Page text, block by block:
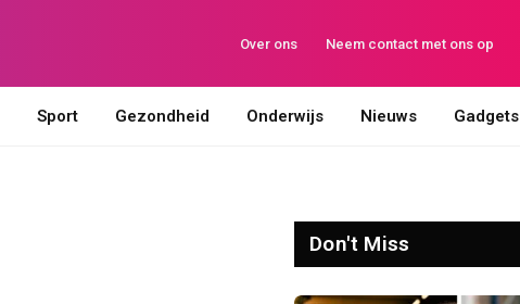
Over ons Neem contact met ons op
Sport Gezondheid Onderwijs Nieuws Gadgets
Don't Miss